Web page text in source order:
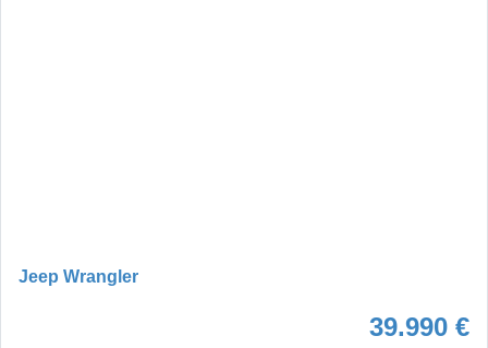
Jeep Wrangler
39.990 €